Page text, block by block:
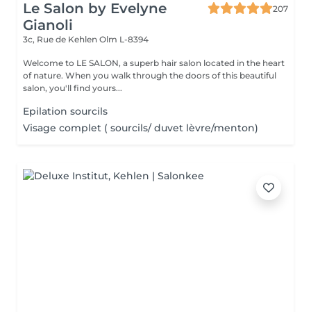
Le Salon by Evelyne
Gianoli
207
3c, Rue de Kehlen Olm L-8394
Welcome to LE SALON, a superb hair salon located in the heart
of nature. When you walk through the doors of this beautiful
salon, you'll find yours...
Epilation sourcils
Visage complet ( sourcils/ duvet lèvre/menton)